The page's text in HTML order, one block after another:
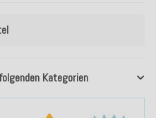
Kategorien